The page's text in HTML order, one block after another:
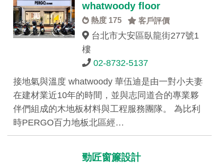
whatwoody floor
熱度 175 客戶評價
台北市大安區臥龍街277號1
樓
02-8732-5137
接地氣與溫度 whatwoody 華伍迪是由一對小夫妻
在建材業近10年的時間，並與志同道合的專業夥
伴們組成的木地板材料與工程服務團隊。 為比利
時PERGO百力地板北區經…
勁匠窗簾設計